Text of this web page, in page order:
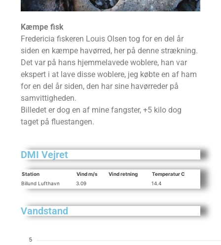
Kæmpe fisk
Fredericia fiskeren Louis Olsen tog for en del år
siden en kæmpe havørred, her på denne strækning.
Det var på hans hjemmelavede woblere, han var
ekspert i at lave disse woblere, jeg købte en af ham
for en del år siden, den har sine havørreder på
samvittigheden.
Billedet er dog en af mine fangster, +5 kilo dog
taget på fluestangen.
DMI Vejret
Station Vind m/s Vind retning
Temperatur C
Billund Lufthavn
3.09 14.4
Vandstand
5